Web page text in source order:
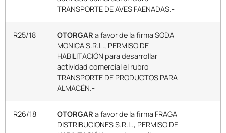
TRANSPORTE DE AVES FAENADAS.-
R25/18 OTORGAR a favor de la firma SODA
MONICA S.R.L., PERMISO DE
HABILITACIÓN para desarrollar
actividad comercial el rubro
TRANSPORTE DE PRODUCTOS PARA
ALMACÉN.-
R26/18 OTORGAR a favor de la firma FRAGA
DISTRIBUCIONES S.R.L., PERMISO DE